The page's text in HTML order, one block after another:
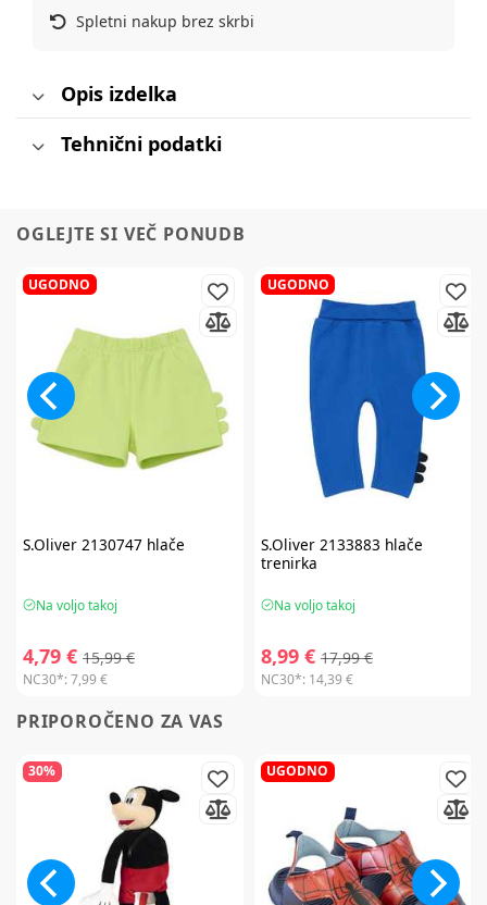
Spletni nakup brez skrbi
Opis izdelka
Tehnični podatki
OGLEJTE SI VEČ PONUDB
UGODNO
S.Oliver2130747 hlače
Na voljo takoj
4,79 € 15,99 €
NC30*:7,99 €
UGODNO
S.Oliver 2133883 hlače
trenirka
Na voljo takoj
8,99 € 17,99 €
NC30*: 14,39 €
PRIPOROČENO ZA VAS
30% UGODNO